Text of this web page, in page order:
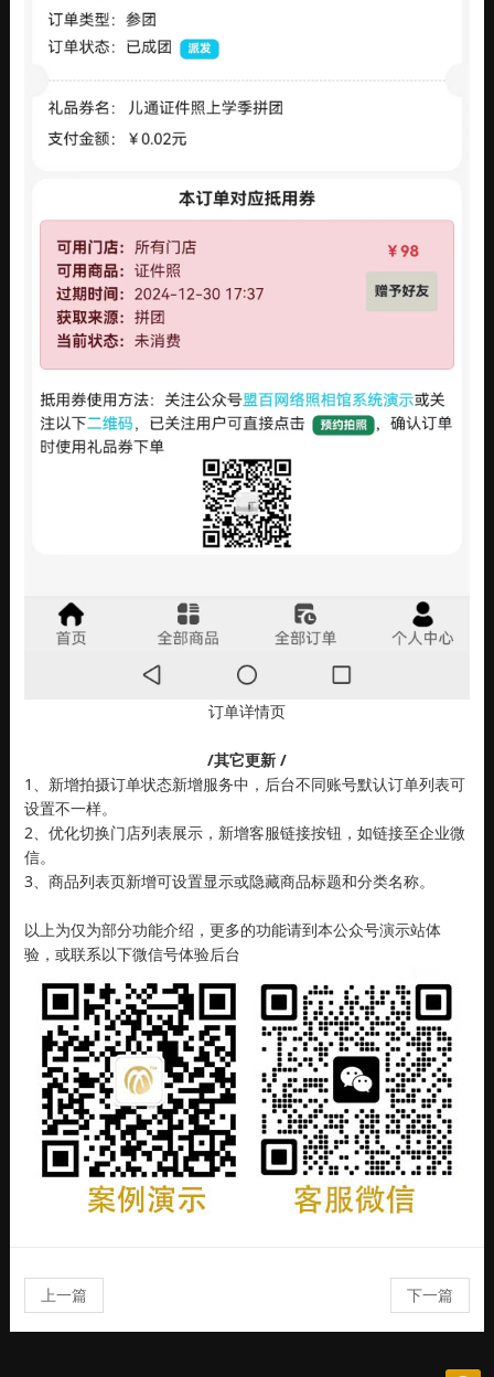
订单详情页
/其它更新 /
1、新增拍摄订单状态新增服务中，后台不同账号默认订单列表可
设置不一样。
2、优化切换门店列表展示，新增客服链接按钮，如链接至企业微
信。
3、商品列表页新增可设置显示或隐藏商品标题和分类名称。
以上为仅为部分功能介绍，更多的功能请到本公众号演示站体
验，或联系以下微信号体验后台
上一篇 下一篇